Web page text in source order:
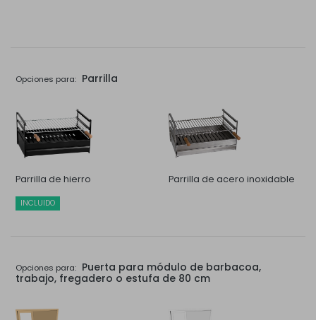
Opciones para: Parrilla
Parrilla de hierro
INCLUIDO
Parrilla de acero inoxidable
Opciones para: Puerta para módulo de barbacoa,
trabajo, fregadero o estufa de 80 cm